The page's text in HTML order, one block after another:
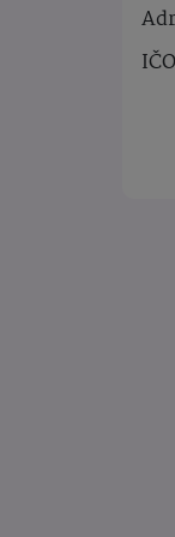
IČO